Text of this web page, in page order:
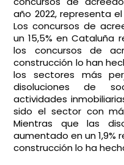
año 2022, representa
Los concursos de
un 15,5% en Cataluña
los concursos de
construcción lo han
los sectores más
disoluciones de
actividades
sido el sector con
Mientras que las
aumentado en un 1,9%
construcción lo ha